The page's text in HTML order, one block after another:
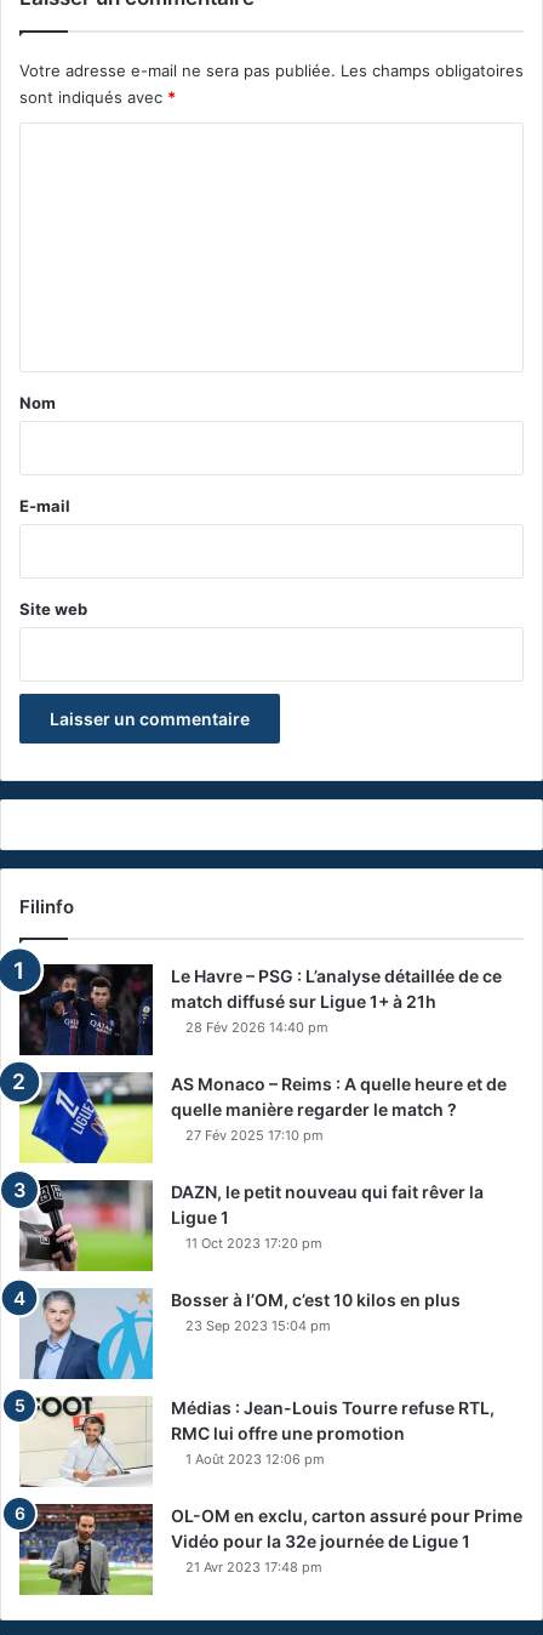
Votre adresse e-mail ne sera pas publiée. Les champs obligatoires
sont indiqués avec *
a
e
Nom
E-mail
Site web
Filinfo
Le Havre – PSG : L’analyse détaillée de ce
match diffusé sur Ligue 1+ à 21h
28 Fév 2026 14:40 pm
AS Monaco – Reims : A quelle heure et de
quelle manière regarder le match ?
27 Fév 2025 17:10 pm
DAZN, le petit nouveau qui fait rêver la
Ligue 1
11 Oct 2023 17:20 pm
Bosser à l’OM, c’est 10 kilos en plus
23 Sep 2023 15:04 pm
Médias : Jean-Louis Tourre refuse RTL,
RMC lui offre une promotion
1 Août 2023 12:06 pm
OL-OM en exclu, carton assuré pour Prime
Vidéo pour la 32e journée de Ligue 1
21 Avr 2023 17:48 pm